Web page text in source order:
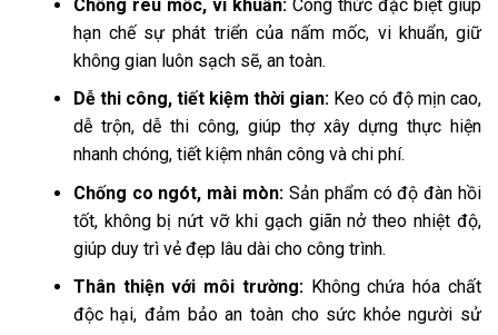
Chống rêu mốc, vi khuẩn:Công thức đặc biệt giúp
hạn chế sự phát triển của nấm mốc, vi khuẩn, giữ
không gian luôn sạch sẽ, an toàn.
Dễ thi công, tiết kiệm thời gian:Keo có độ mịn cao,
dễ trộn, dễ thi công, giúp thợ xây dựng thực hiện
nhanh chóng, tiết kiệm nhân công và chi phí.
Chống co ngót, mài mòn: Sản phẩm có độ đàn hồi
tốt, không bị nứt vỡ khi gạch giãn nở theo nhiệt độ,
giúp duy trì vẻ đẹp lâu dài cho công trình.
Thân thiện với môi trường:Không chứa hóa chất
độc hại, đảm bảo an toàn cho sức khỏe người sử